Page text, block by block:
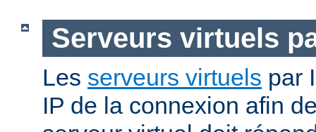
Serveurs virtuels
Les serveurs virtuels par
IP de la connexion afin